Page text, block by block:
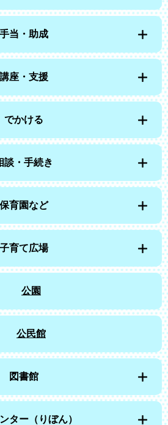
手当・助成
講座・支援
でかける
談・手続き
保育園など
子育て広場
公園
公民館
図書館
ター（りぼん）